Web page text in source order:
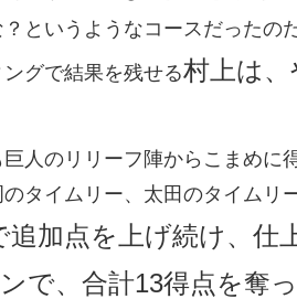
というようなコースだったの
グで結果を残せる村上は
人のリリーフ陣からこまめに
タイムリー、太田のタイムリ
加点を上げ続け、仕
で、合計13得点を奪っ